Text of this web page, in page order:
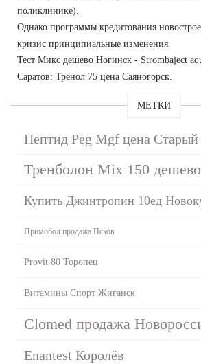
поликлинике).
Однако программы кредитования
кризис принципиальные изменения.
Тест Микс дешево Ногинск - Strombaject
Саратов: Тренол 75 цена Саяногорск.
МЕТКИ
Пептид Peg Mgf цена
Тренболон Mix 150
Купить Джинтропин 10ед
Примобол продажа Псков
Provit 80 Торопец
Витамины Спорт Жиганск
Clomed продажа
Enantest Королёв